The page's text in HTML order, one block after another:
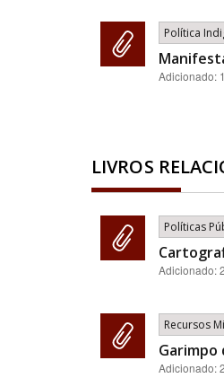
Política
Adicionado:
LIVROS
Políticas
Adicionado:
Recursos
Garimpo
Adicionado: